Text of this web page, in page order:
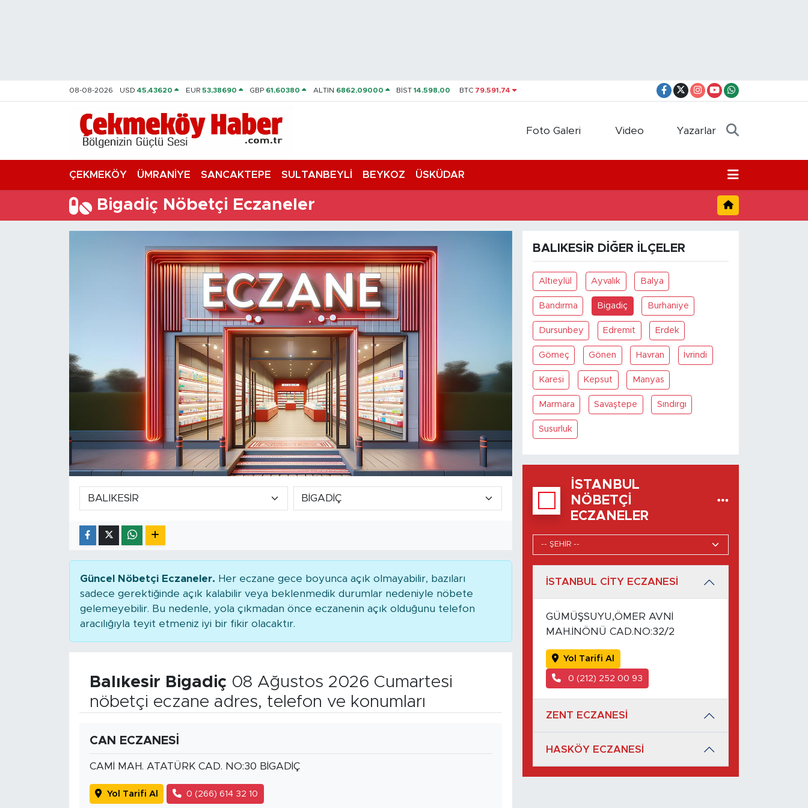
08-08-2026 USD45,43620 EUR 53,38690 GBP 61,60380 ALTIN 6862,09000 BİST14.598,00 BTC 79.591,74
Foto Galeri Video Yazarlar
ÇEKMEKÖY ÜMRANİYE SANCAKTEPE SULTANBEYLİ BEYKOZ ÜSKÜDAR
Bigadiç Nöbetçi Eczaneler
Güncel Nöbetçi Eczaneler. Her eczane gece boyunca açık olmayabilir, bazıları
sadece gerektiğinde açık kalabilir veya beklenmedik durumlar nedeniyle nöbete
gelemeyebilir. Bu nedenle, yola çıkmadan önce eczanenin açık olduğunu telefon
aracılığıyla teyit etmeniz iyi bir fikir olacaktır.
Balıkesir Bigadiç 08 Ağustos 2026 Cumartesi
nöbetçi eczane adres, telefon ve konumları
CAN ECZANESİ
CAMİ MAH. ATATÜRK CAD. NO:30 BİGADİÇ
Yol Tarifi Al 0 (266) 614 32 10
BALIKESIR DIĞER İLÇELER
Altıeylül Ayvalık Balya
Bandırma Bigadiç Burhaniye
Dursunbey Edremit Erdek
Gömeç Gönen Havran İvrindi
Karesi Kepsut Manyas
Marmara Savaştepe Sındırgı
Susurluk
İSTANBUL
NÖBETÇI
ECZANELER
İSTANBUL CİTY ECZANESİ
GÜMÜŞSUYU,ÖMER AVNİ
MAH.İNÖNÜ CAD.NO:32/2
Yol Tarifi Al
0 (212) 252 00 93
ZENT ECZANESİ
HASKÖY ECZANESİ
Trafik Durumu
Süper Lig Puan Durumu ve Fikstür
Tüm Manşetler
Son Dakika Haberleri